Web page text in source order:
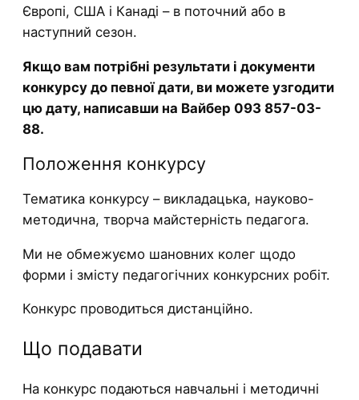
Європі, США і Канаді – в поточний або в
наступний сезон.
Якщо вам потрібні результати і документи
конкурсу до певної дати, ви можете узгодити
цю дату, написавши на Вайбер 093 857-03-
88.
Положення конкурсу
Тематика конкурсу – викладацька, науково-
методична, творча майстерність педагога.
Ми не обмежуємо шановних колег щодо
форми і змісту педагогічних конкурсних робіт.
Конкурс проводиться дистанційно.
Що подавати
На конкурс подаються навчальні і методичні